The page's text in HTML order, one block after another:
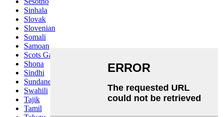
Sinhala
Slovak
Slovenian
Somali
Samoan
Scots Gaelic
Shona
Sindhi
Sundanese
Swahili
Tajik
Tamil